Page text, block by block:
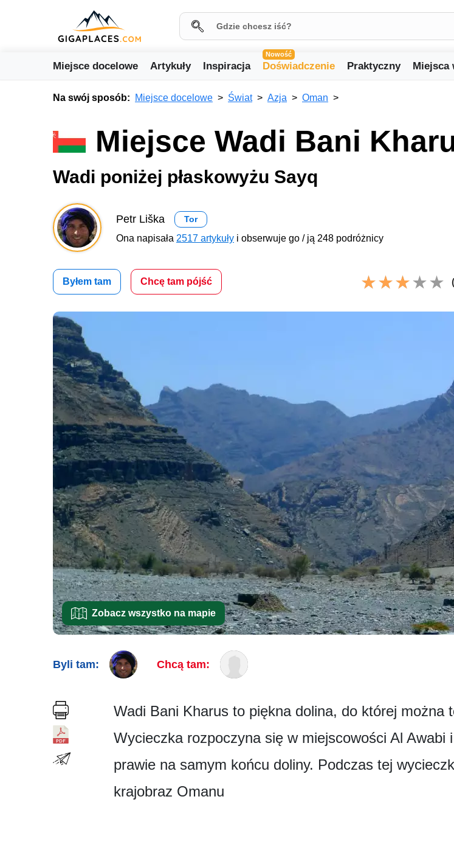
Miejsce docelowe Artykuły Inspiracja
Nowość
Doświadczenie Praktyczny Miejsca
Na swój sposób: Miejsce docelowe Świat Azja Oman
Miejsce Wadi Bani
Wadi poniżej płaskowyżu Sayq
Petr Liška Tor
Ona napisała 2517 artykuły i obserwuje go / ją 248 podróżnicy
Byłem tam Chcę tam pójść
Zobacz wszystko na mapie
Byli tam: Chcą tam:
Wadi Bani Kharus to piękna dolina, do której można
Wycieczka rozpoczyna się w miejscowości Al Awabi
prawie na samym końcu doliny. Podczas tej
krajobraz Omanu